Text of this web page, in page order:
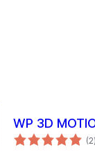
WP 3D
(2)